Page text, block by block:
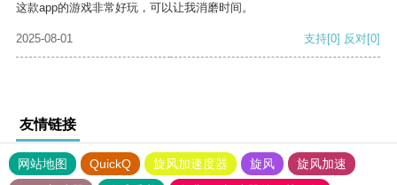
这款app的游戏非常好玩，可以让我消磨时间。
2025-08-01 支持[0] 反对[0]
友情链接
网站地图 QuickQ 旋风加速度器 旋风
旋风加速